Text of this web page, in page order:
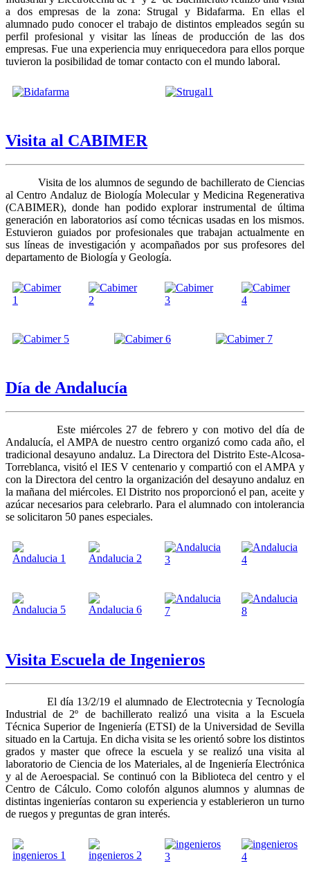
a dos empresas de la zona: Strugal y Bidafarma. En ellas el
alumnado pudo conocer el trabajo de distintos empleados según su
perfil profesional y visitar las líneas de producción de las dos
empresas. Fue una experiencia muy enriquecedora para ellos porque
tuvieron la posibilidad de tomar contacto con el mundo laboral.
Visita al CABIMER
Visita de los alumnos de segundo de bachillerato de Ciencias
al Centro Andaluz de Biología Molecular y Medicina Regenerativa
(CABIMER), donde han podido explorar instrumental de última
generación en laboratorios así como técnicas usadas en los mismos.
Estuvieron guiados por profesionales que trabajan actualmente en
sus líneas de investigación y acompañados por sus profesores del
departamento de Biología y Geología.
Día de Andalucía
Este miércoles 27 de febrero y con motivo del día de
Andalucía, el AMPA de nuestro centro organizó como cada año, el
tradicional desayuno andaluz. La Directora del Distrito Este-Alcosa-
Torreblanca, visitó el IES V centenario y compartió con el AMPA y
con la Directora del centro la organización del desayuno andaluz en
la mañana del miércoles. El Distrito nos proporcionó el pan, aceite y
azúcar necesarios para celebrarlo. Para el alumnado con intolerancia
se solicitaron 50 panes especiales.
Visita Escuela de Ingenieros
El día 13/2/19 el alumnado de Electrotecnia y Tecnología
Industrial de 2º de bachillerato realizó una visita a la Escuela
Técnica Superior de Ingeniería (ETSI) de la Universidad de Sevilla
situado en la Cartuja. En dicha visita se les orientó sobre los distintos
grados y master que ofrece la escuela y se realizó una visita al
laboratorio de Ciencia de los Materiales, al de Ingeniería Electrónica
y al de Aeroespacial. Se continuó con la Biblioteca del centro y el
Centro de Cálculo. Como colofón algunos alumnos y alumnas de
distintas ingenierías contaron su experiencia y establerieron un turno
de ruegos y preguntas de gran interés.